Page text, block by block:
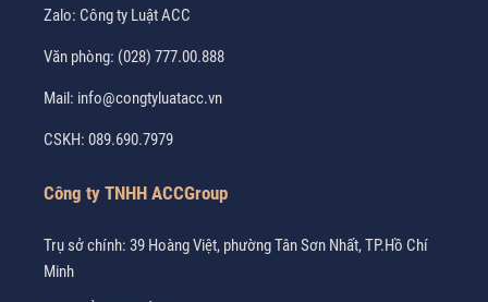
Zalo: Công ty Luật ACC
Văn phòng: (028) 777.00.888
Mail: info@congtyluatacc.vn
CSKH: 089.690.7979
Công ty TNHH ACCGroup
Trụ sở chính: 39 Hoàng Việt, phường Tân Sơn Nhất, TP.Hồ Chí
Minh